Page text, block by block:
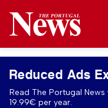
Reduced Ads
Read The Portugal
19.99€ per year.